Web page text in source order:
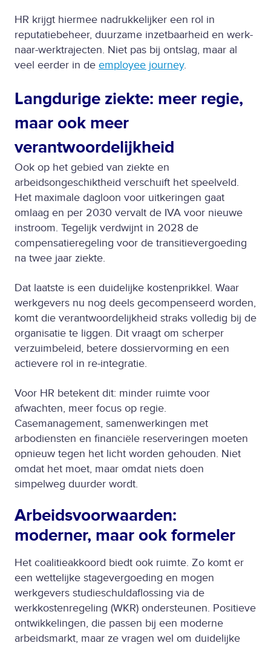
HR krijgt hiermee nadrukkelijker een rol in
reputatiebeheer, duurzame inzetbaarheid en werk-
naar-werktrajecten. Niet pas bij ontslag, maar al
veel eerder in de employee journey.
Langdurige ziekte: meer regie,
maar ook meer
verantwoordelijkheid
Ook op het gebied van ziekte en
arbeidsongeschiktheid verschuift het speelveld.
Het maximale dagloon voor uitkeringen gaat
omlaag en per 2030 vervalt de IVA voor nieuwe
instroom. Tegelijk verdwijnt in 2028 de
compensatieregeling voor de transitievergoeding
na twee jaar ziekte.
Dat laatste is een duidelijke kostenprikkel. Waar
werkgevers nu nog deels gecompenseerd worden,
komt die verantwoordelijkheid straks volledig bij de
organisatie te liggen. Dit vraagt om scherper
verzuimbeleid, betere dossiervorming en een
actievere rol in re-integratie.
Voor HR betekent dit: minder ruimte voor
afwachten, meer focus op regie.
Casemanagement, samenwerkingen met
arbodiensten en financiële reserveringen moeten
opnieuw tegen het licht worden gehouden. Niet
omdat het moet, maar omdat niets doen
simpelweg duurder wordt.
Arbeidsvoorwaarden:
moderner, maar ook formeler
Het coalitieakkoord biedt ook ruimte. Zo komt er
een wettelijke stagevergoeding en mogen
werkgevers studieschuldaflossing via de
werkkostenregeling (WKR) ondersteunen. Positieve
ontwikkelingen, die passen bij een moderne
arbeidsmarkt, maar ze vragen wel om duidelijke